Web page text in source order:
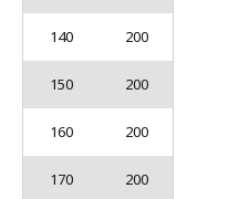
140 200
150 200
160 200
170 200